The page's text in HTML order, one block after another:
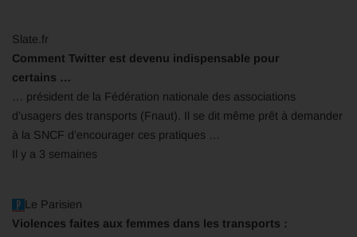
Slate.fr
Comment Twitter est devenu indispensable pour
certains …
… président de la Fédération nationale des associations
d’usagers des transports (Fnaut). Il se dit même prêt à demander
à la SNCF d’encourager ces pratiques …
Il y a 3 semaines
Le Parisien
Violences faites aux femmes dans les transports :